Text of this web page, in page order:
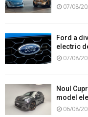
07/08/
Ford a
electric
07/08/
Noul
model
06/08/